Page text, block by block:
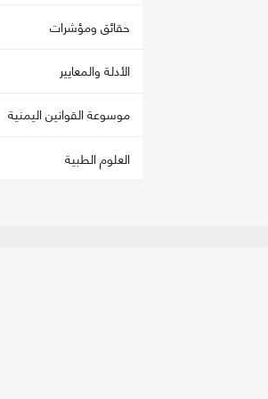
حقائق ومؤشرات
الأدلة والمعايير
موسوعة القوانين اليمنية
العلوم الطبية